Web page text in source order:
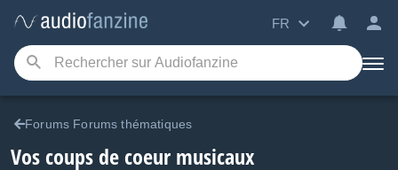
FR
Forums Forums thématiques
Vos coups de coeur musicaux